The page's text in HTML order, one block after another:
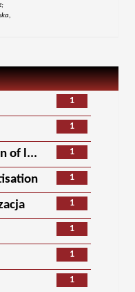
1
1
1
of l...
1
1
1
1
1